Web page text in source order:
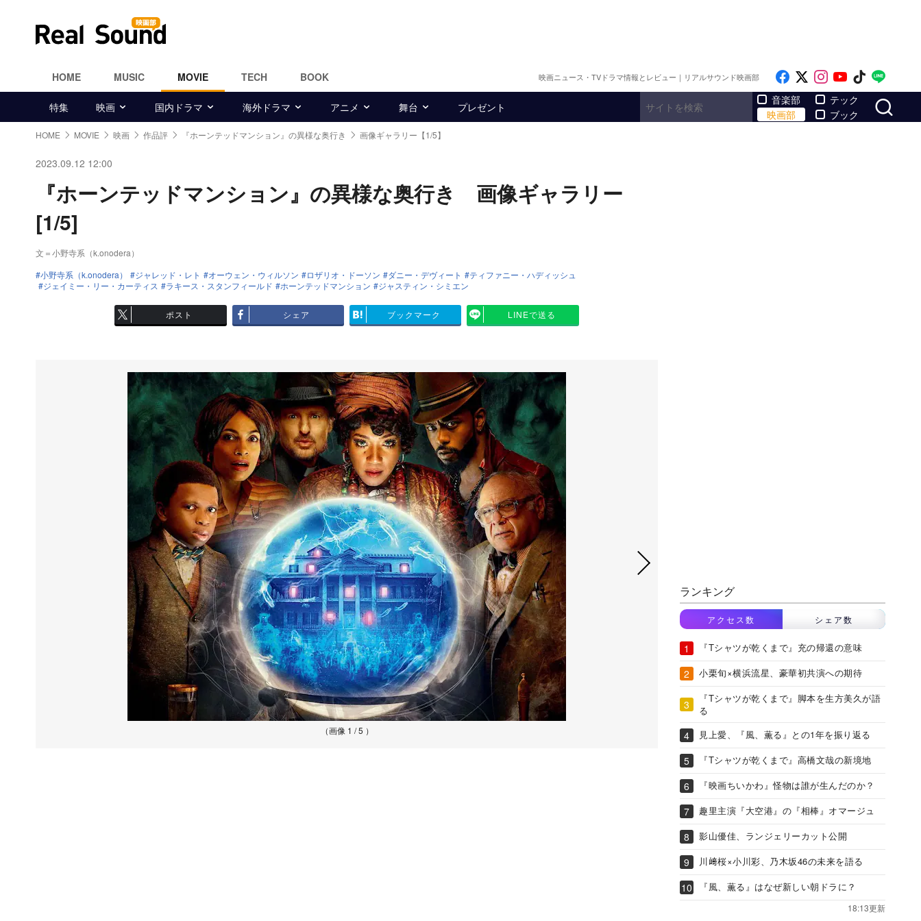
HOME MUSIC MOVIE TECH BOOK 映画ニュース・TVドラマ情報とレビュー｜リアルサウンド映画部 Like on Facebook
Follow on x
Follow on
Follow on
Follow
特集 映画 国内ドラマ 海外ドラマ アニメ 舞台 プレゼント
音楽部
映画部
テック
ブック
HOME MOVIE 映画 作品評 『ホーンテッドマンション』の異様な奥行き 画像ギャラリー【1/5】
2023.09.12 12:00
『ホーンテッドマンション』の異様な奥行き 画像ギャラリー
[1/5]
文＝小野寺系（k.onodera）
小野寺系（k.onodera）
ジャレッド・レト オーウェン・ウィルソン ロザリオ・ドーソン ダニー・デヴィート
ティファニー・ハディッシュ
ジェイミー・リー・カーティス
ラキース・スタンフィールド ホーンテッドマンション ジャスティン・シミエン
ポスト シェア ブックマーク LINEで送る
（画像 1 / 5 ）
ランキング
アクセス数 シェア数
『Tシャツが乾くまで』充の帰還の意味
小栗旬×横浜流星、豪華初共演への期待
『Tシャツが乾くまで』脚本を生方美久が語
る
見上愛、『風、薫る』との1年を振り返る
『Tシャツが乾くまで』高橋文哉の新境地
『映画ちいかわ』怪物は誰が生んだのか？
趣里主演『大空港』の『相棒』オマージュ
影山優佳、ランジェリーカット公開
川﨑桜×小川彩、乃木坂46の未来を語る
『風、薫る』はなぜ新しい朝ドラに？
18:13更新